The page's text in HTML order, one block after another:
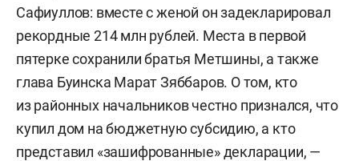
Сафиуллов: вместе с женой он задекларировал
рекордные 214 млн рублей. Места в первой
пятерке сохранили братья Метшины, а также
глава Буинска Марат Зяббаров. О том, кто
из районных начальников честно признался, что
купил дом на бюджетную субсидию, а кто
представил «зашифрованные» декларации, —